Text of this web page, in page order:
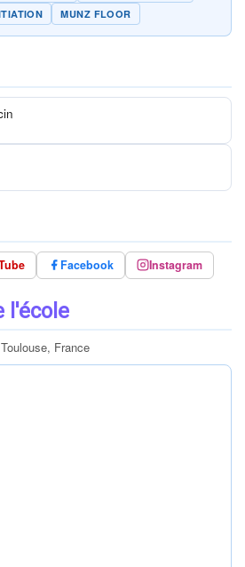
MUNZ FLOOR
Facebook Instagram
l'école
France